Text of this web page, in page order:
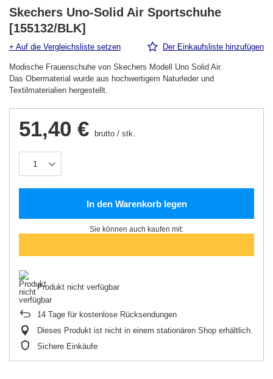
Skechers Uno-Solid Air Sportschuhe
[155132/BLK]
+ Auf die Vergleichsliste setzen Der Einkaufsliste hinzufügen
Modische Frauenschuhe von Skechers Modell Uno Solid Air.
Das Obermaterial wurde aus hochwertigem Naturleder und
Textilmaterialien hergestellt.
51,40 € brutto / stk.
In den Warenkorb legen
Sie können auch kaufen mit:
Produkt nicht verfügbar
14 Tage für kostenlose Rücksendungen
Dieses Produkt ist nicht in einem stationären Shop erhältlich.
Sichere Einkäufe